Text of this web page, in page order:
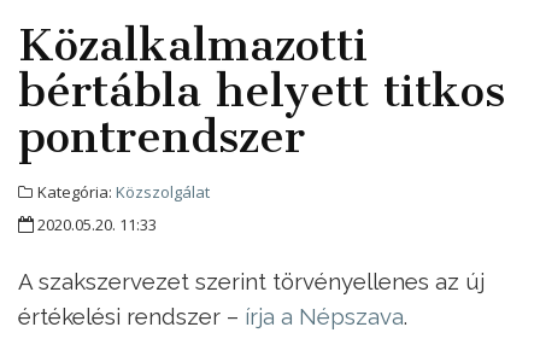
Közalkalmazotti
bértábla helyett titkos
pontrendszer
Kategória: Közszolgálat
2020.05.20. 11:33
A szakszervezet szerint törvényellenes az új
értékelési rendszer – írja a Népszava.